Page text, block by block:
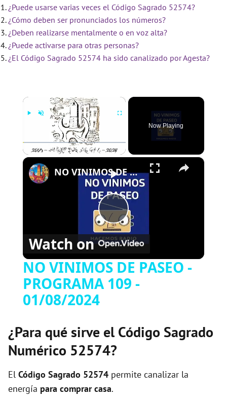
¿Puede usarse varias veces el Código Sagrado 52574?
¿Cómo deben ser pronunciados los números?
¿Deben realizarse mentalmente o en voz alta?
¿Puede activarse para otras personas?
¿El Código Sagrado 52574 ha sido canalizado por Agesta?
×
Now Playing
×
Play
NO VINIMOS DE PASEO - PROGRAMA 109 - 01/08/2024
Watch on
NO VINIMOS DE PASEO -
PROGRAMA 109 -
01/08/2024
¿Para qué sirve el Código Sagrado
Numérico 52574?
El Código Sagrado 52574 permite canalizar la
energía para comprar casa.